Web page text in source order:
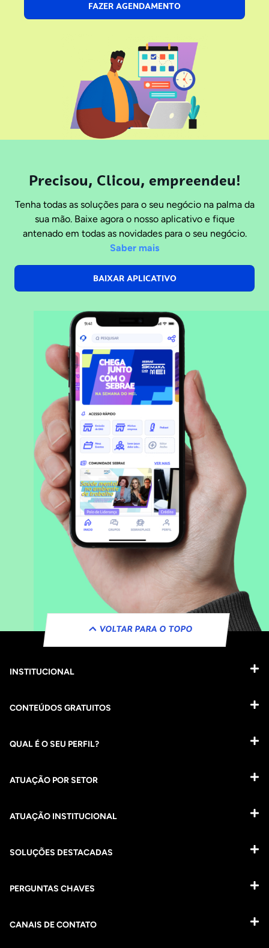
FAZER AGENDAMENTO
Precisou, Clicou, empreendeu!
Tenha todas as soluções para o seu negócio na palma da
sua mão. Baixe agora o nosso aplicativo e fique
antenado em todas as novidades para o seu negócio.
Saber mais
BAIXAR APLICATIVO
VOLTAR PARA O TOPO
INSTITUCIONAL
CONTEÚDOS GRATUITOS
QUAL É O SEU PERFIL?
ATUAÇÃO POR SETOR
ATUAÇÃO INSTITUCIONAL
SOLUÇÕES DESTACADAS
PERGUNTAS CHAVES​
CANAIS DE CONTATO